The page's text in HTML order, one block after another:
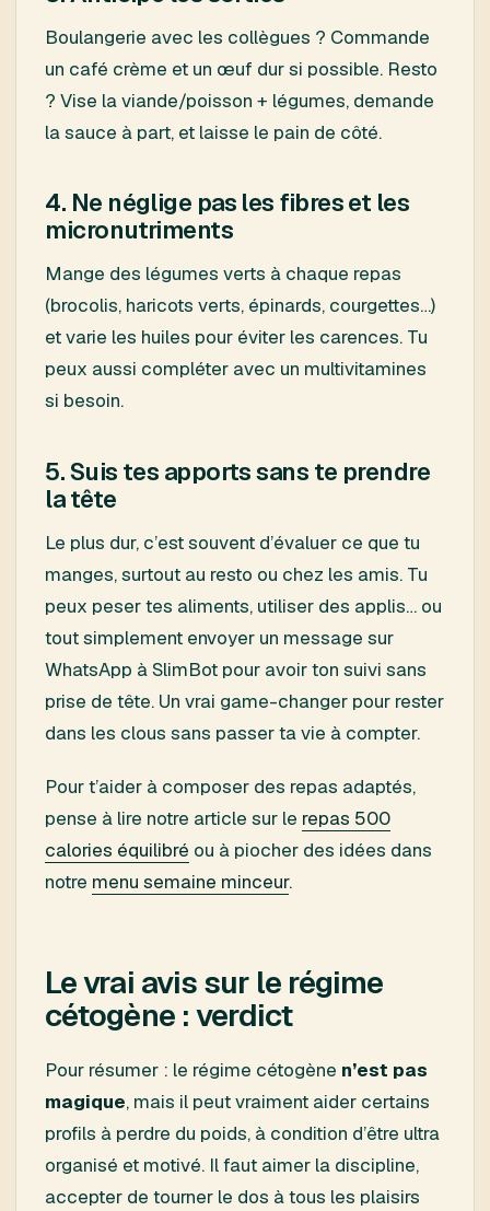
Boulangerie avec les collègues ? Commande
un café crème et un œuf dur si possible. Resto
? Vise la viande/poisson + légumes, demande
la sauce à part, et laisse le pain de côté.
4. Ne néglige pas les fibres et les
micronutriments
Mange des légumes verts à chaque repas
(brocolis, haricots verts, épinards, courgettes…)
et varie les huiles pour éviter les carences. Tu
peux aussi compléter avec un multivitamines
si besoin.
5. Suis tes apports sans te prendre
la tête
Le plus dur, c’est souvent d’évaluer ce que tu
manges, surtout au resto ou chez les amis. Tu
peux peser tes aliments, utiliser des applis… ou
tout simplement envoyer un message sur
WhatsApp à SlimBot pour avoir ton suivi sans
prise de tête. Un vrai game-changer pour rester
dans les clous sans passer ta vie à compter.
Pour t’aider à composer des repas adaptés,
pense à lire notre article sur le repas 500
calories équilibré ou à piocher des idées dans
notre menu semaine minceur.
Le vrai avis sur le régime
cétogène : verdict
Pour résumer : le régime cétogène n’est pas
magique, mais il peut vraiment aider certains
profils à perdre du poids, à condition d’être ultra
organisé et motivé. Il faut aimer la discipline,
accepter de tourner le dos à tous les plaisirs